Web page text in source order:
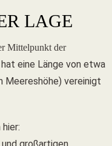
LAGE
Mittelpunkt der
eine Länge von etwa
Meereshöhe) vereinigt